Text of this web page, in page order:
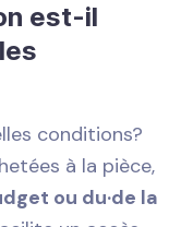
est-il
conditions?
à la pièce,
ou du·de la